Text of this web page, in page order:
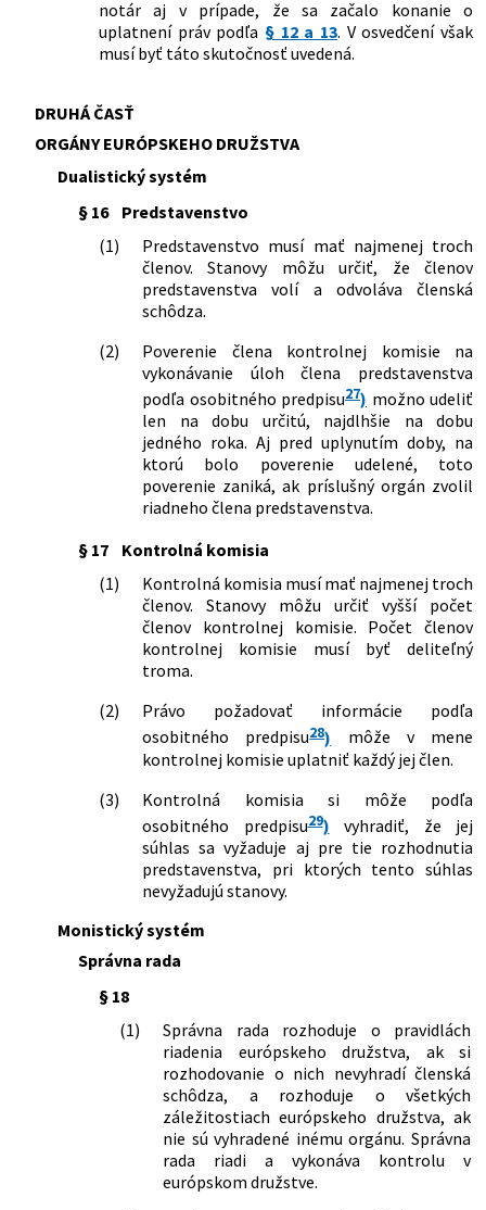
notár aj v prípade, že sa začalo konanie o
uplatnení práv podľa § 12 a 13. V osvedčení však
musí byť táto skutočnosť uvedená.
DRUHÁ ČASŤ
ORGÁNY EURÓPSKEHO DRUŽSTVA
Dualistický systém
§ 16
Predstavenstvo
(1)
Predstavenstvo musí mať najmenej troch
členov. Stanovy môžu určiť, že členov
predstavenstva volí a odvoláva členská
schôdza.
(2)
Poverenie člena kontrolnej komisie na
vykonávanie úloh člena predstavenstva
podľa osobitného predpisu27) možno udeliť
len na dobu určitú, najdlhšie na dobu
jedného roka. Aj pred uplynutím doby, na
ktorú bolo poverenie udelené, toto
poverenie zaniká, ak príslušný orgán zvolil
riadneho člena predstavenstva.
§ 17
Kontrolná komisia
(1)
Kontrolná komisia musí mať najmenej troch
členov. Stanovy môžu určiť vyšší počet
členov kontrolnej komisie. Počet členov
kontrolnej komisie musí byť deliteľný
troma.
(2)
Právo požadovať informácie podľa
osobitného predpisu28) môže v mene
kontrolnej komisie uplatniť každý jej člen.
(3)
Kontrolná komisia si môže podľa
osobitného predpisu29) vyhradiť, že jej
súhlas sa vyžaduje aj pre tie rozhodnutia
predstavenstva, pri ktorých tento súhlas
nevyžadujú stanovy.
Monistický systém
Správna rada
§ 18
(1)
Správna rada rozhoduje o pravidlách
riadenia európskeho družstva, ak si
rozhodovanie o nich nevyhradí členská
schôdza, a rozhoduje o všetkých
záležitostiach európskeho družstva, ak
nie sú vyhradené inému orgánu. Správna
rada riadi a vykonáva kontrolu v
európskom družstve.